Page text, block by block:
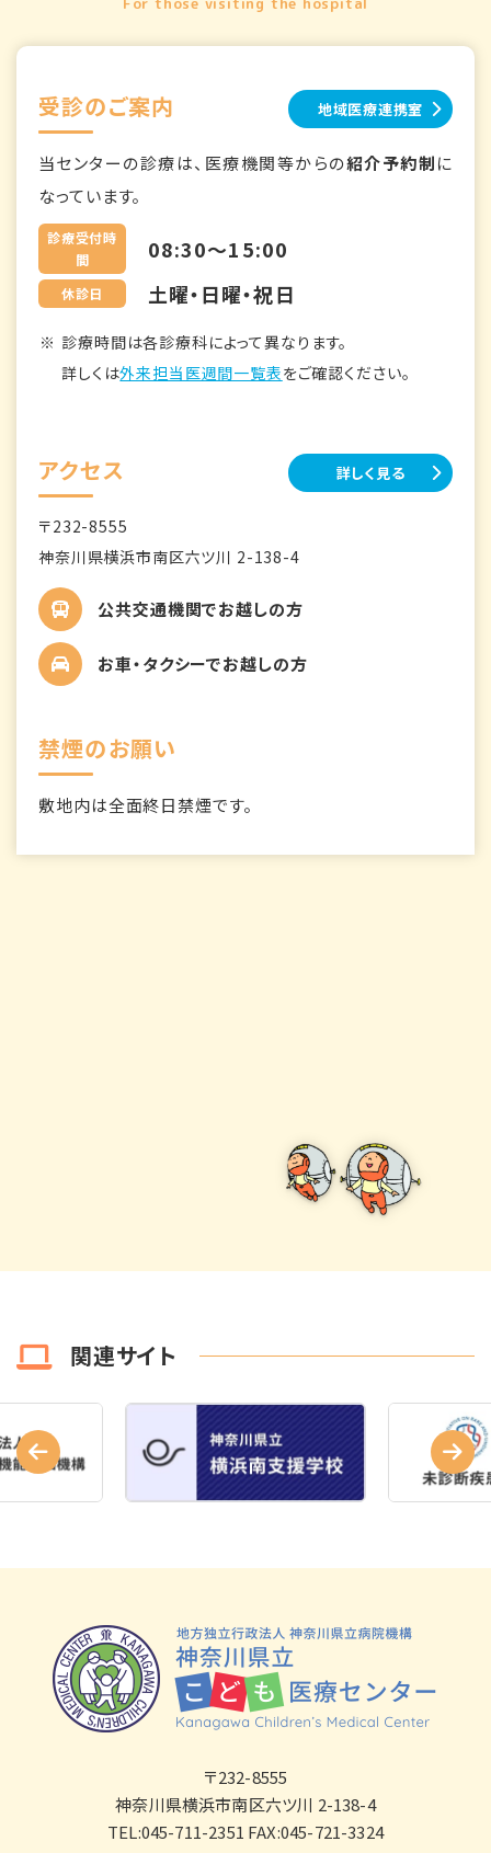
受診のご案内 地域医療連携室
当センターの診療は、医療機関等からの紹介予約制に
なっています。
診療受付時
間
08:30～15:00
休診日 土曜・日曜・祝日
診療時間は各診療科によって異なります。
詳しくは外来担当医週間一覧表をご確認ください。
アクセス 詳しく見る
〒232-8555
神奈川県横浜市南区六ツ川 2-138-4
公共交通機関でお越しの方
お車・タクシーでお越しの方
禁煙のお願い
敷地内は全面終日禁煙です。
関連サイト
〒232-8555
神奈川県横浜市南区六ツ川 2-138-4
TEL:045-711-2351 FAX:045-721-3324